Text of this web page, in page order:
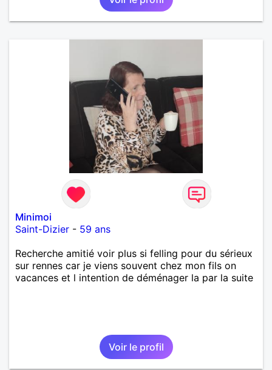
Minimoi
Saint-Dizier - 59 ans
Recherche amitié voir plus si felling pour du sérieux
sur rennes car je viens souvent chez mon fils on
vacances et l intention de déménager la par la suite
Voir le profil